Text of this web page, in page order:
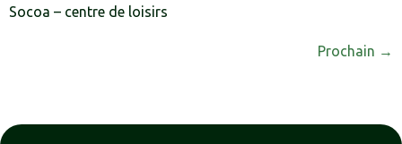
Socoa – centre de loisirs
Prochain →